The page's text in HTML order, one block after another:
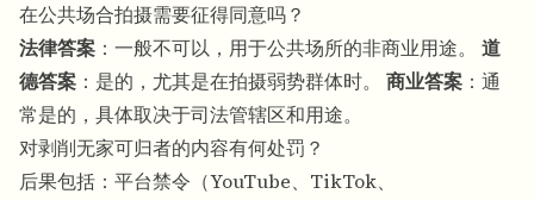
在公共场合拍摄需要征得同意吗？
法律答案 ：一般不可以，用于公共场所的非商业用途。 道
德答案 ：是的，尤其是在拍摄弱势群体时。 商业答案 ：通
常是的，具体取决于司法管辖区和用途。
对剥削无家可归者的内容有何处罚？
后果包括：平台禁令（YouTube、TikTok、